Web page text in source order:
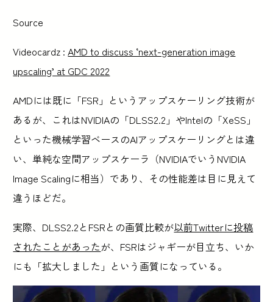
Source
Videocardz :AMD to discuss ‘next-generation image
upscaling’ at GDC 2022
AMDには既に「FSR」というアップスケーリング技術が
あるが、これはNVIDIAの「DLSS2.2」やIntelの「XeSS」
といった機械学習ベースのAIアップスケーリングとは違
い、単純な空間アップスケーラ（NVIDIAでいうNVIDIA
Image Scalingに相当）であり、その性能差は目に見えて
違うほどだ。
実際、DLSS2.2とFSRとの画質比較が以前Twitterに投稿
されたことがあったが、FSRはジャギーが目立ち、いか
にも「拡大しました」という画質になっている。